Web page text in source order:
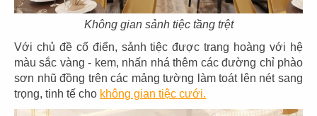
Không gian sảnh tiệc tầng trệt
Với chủ đề cổ điển, sảnh tiệc được trang hoàng với hệ
màu sắc vàng - kem, nhấn nhá thêm các đường chỉ phào
sơn nhũ đồng trên các mảng tường làm toát lên nét sang
trọng, tinh tế cho không gian tiệc cưới.
CN Nha Trang